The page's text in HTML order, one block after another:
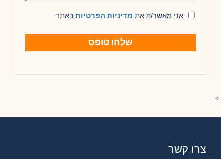
אני מאשר/ת אתמדיניות הפרטיותבאתר
צרו קשר